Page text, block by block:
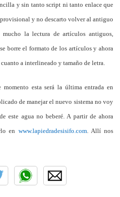
y sin tanto script ni tanto enlace que
y no descarto volver al antiguo
la lectura de artículos antiguos,
borre el formato de los artículos y ahora
a interlineado y tamaño de letra.
esta será la última entrada en
de manejar el nuevo sistema no voy
este agua no beberé. A partir de ahora
en www.lapiedradesisifo.com. Allí nos